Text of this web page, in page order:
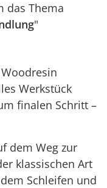
das Thema
"
Werkstück
finalen Schritt –
dem Weg zur
klassischen Art
Schleifen und